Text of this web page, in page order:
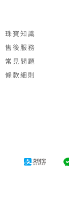
珠寶知識
售後服務
常見問題
條款細則